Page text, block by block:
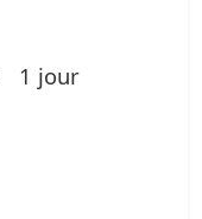
1 jour